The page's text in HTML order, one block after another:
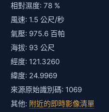
相對濕度: 78 %
風速: 1.5 公尺/秒
氣壓: 975.6 百帕
海拔: 93 公尺
經度: 121.3260
緯度: 24.9969
來源原始識別碼: 1069
其他: 附近的即時影像清單